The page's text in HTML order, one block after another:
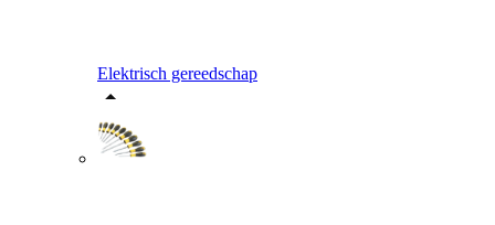
Elektrisch gereedschap